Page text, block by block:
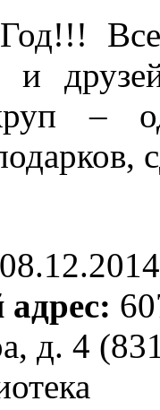
–
д. 4